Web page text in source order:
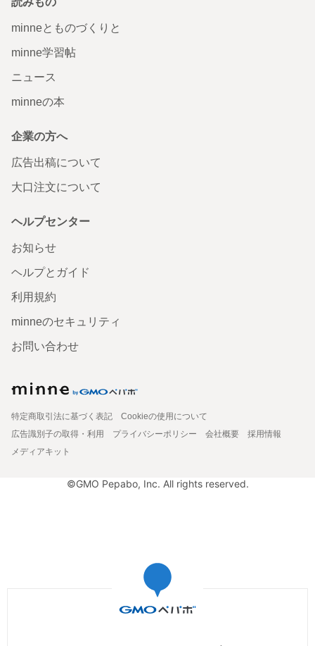
minneとものづくりと
minne学習帖
ニュース
minneの本
企業の方へ
広告出稿について
大口注文について
ヘルプセンター
お知らせ
ヘルプとガイド
利用規約
minneのセキュリティ
お問い合わせ
特定商取引法に基づく表記
Cookieの使用について
広告識別子の取得・利用
プライバシーポリシー 会社概要
採用情報
メディアキット
©GMO Pepabo, Inc. All rights reserved.